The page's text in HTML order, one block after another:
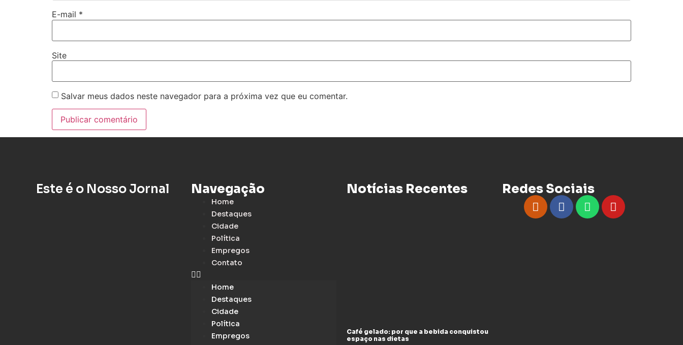
E-mail *
Site
Salvar meus dados neste navegador para a próxima vez que eu comentar.
Este é o Nosso Jornal Navegação
Home
Destaques
Cidade
Política
Empregos
Contato
Home
Destaques
Cidade
Política
Empregos
Notícias Recentes
Café gelado: por que a bebida conquistou
espaço nas dietas
Redes Sociais